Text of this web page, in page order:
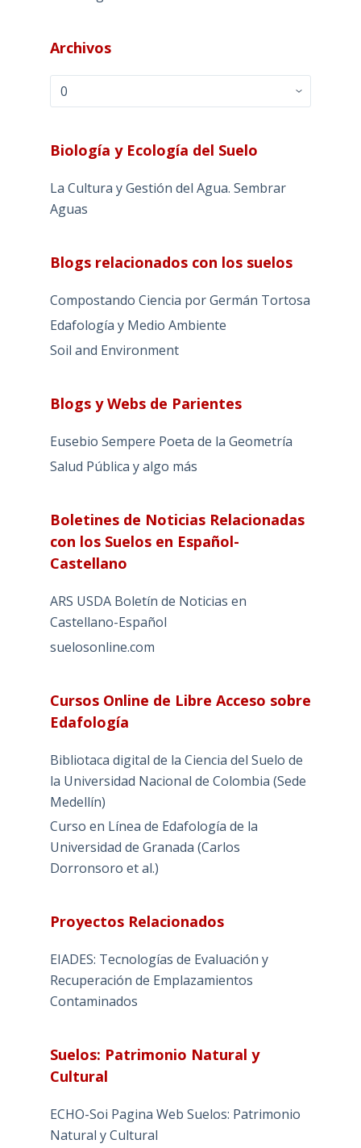
Archivos
Archivos
Biología y Ecología del Suelo
La Cultura y Gestión del Agua. Sembrar
Aguas
Blogs relacionados con los suelos
Compostando Ciencia por Germán Tortosa
Edafología y Medio Ambiente
Soil and Environment
Blogs y Webs de Parientes
Eusebio Sempere Poeta de la Geometría
Salud Pública y algo más
Boletines de Noticias Relacionadas
con los Suelos en Español-
Castellano
ARS USDA Boletín de Noticias en
Castellano-Español
suelosonline.com
Cursos Online de Libre Acceso sobre
Edafología
Bibliotaca digital de la Ciencia del Suelo de
la Universidad Nacional de Colombia (Sede
Medellín)
Curso en Línea de Edafología de la
Universidad de Granada (Carlos
Dorronsoro et al.)
Proyectos Relacionados
EIADES: Tecnologías de Evaluación y
Recuperación de Emplazamientos
Contaminados
Suelos: Patrimonio Natural y
Cultural
ECHO-Soi Pagina Web Suelos: Patrimonio
Natural y Cultural